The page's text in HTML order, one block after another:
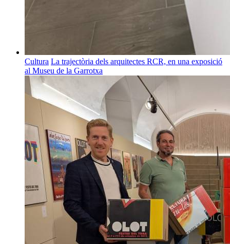
Cultura La trajectòria dels arquitectes RCR, en una exposició
al Museu de la Garrotxa